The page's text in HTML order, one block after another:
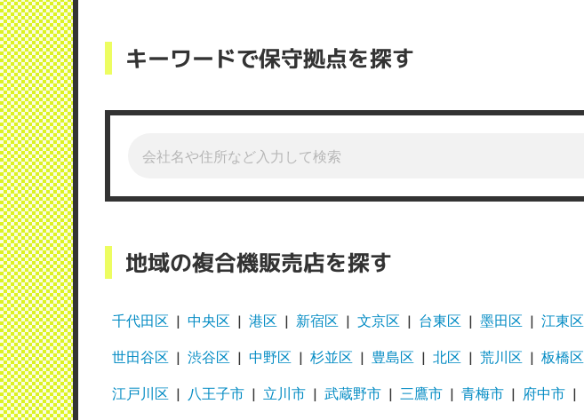
キーワードで保守拠点を探す
地域の複合機販売店を探す
千代田区 中央区 港区 新宿区 文京区 台東区 墨田区 江東区
世田谷区 渋谷区 中野区 杉並区 豊島区 北区 荒川区 板橋区
江戸川区 八王子市 立川市 武蔵野市 三鷹市 青梅市 府中市